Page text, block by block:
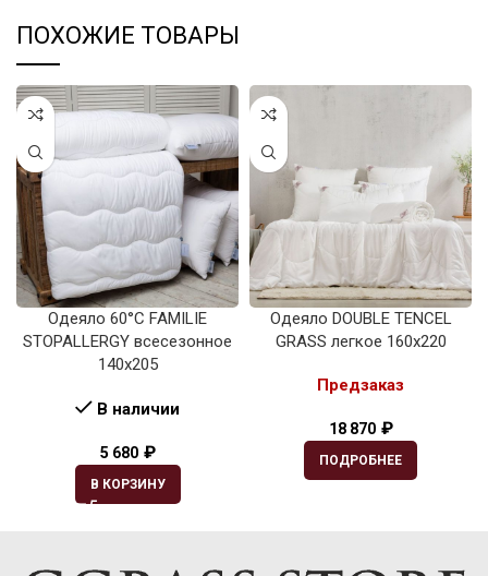
ПОХОЖИЕ ТОВАРЫ
Одеяло 60°C FAMILIE
STOPALLERGY всесезонное
140х205
В наличии
5 680 ₽
В КОРЗИНУ
Одеяло DOUBLE TENCEL
GRASS легкое 160х220
Предзаказ
18 870 ₽
ПОДРОБНЕЕ